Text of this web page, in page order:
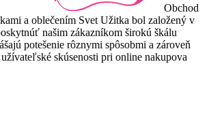
Obchod
a oblečením Svet Užitka bol založený v
našim zákazníkom širokú škálu
potešenie rôznymi spôsobmi a zároveň
skúsenosti pri online nakupova